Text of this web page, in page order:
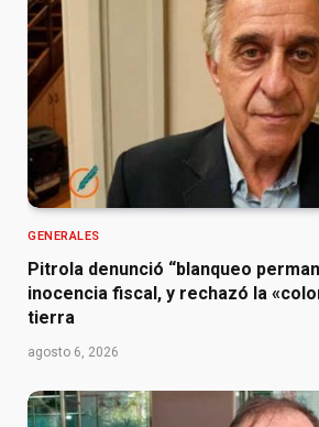
GENERALES
Pitrola denunció “blanqueo
inocencia fiscal, y rechazó la
tierra
agosto 6, 2026